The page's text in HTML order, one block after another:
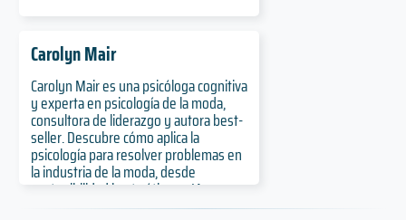
Carolyn Mair
Carolyn Mair es una psicóloga cognitiva
y experta en psicología de la moda,
consultora de liderazgo y autora best-
seller. Descubre cómo aplica la
psicología para resolver problemas en
la industria de la moda, desde
sostenibilidad hasta ética en IA y
bienestar laboral.